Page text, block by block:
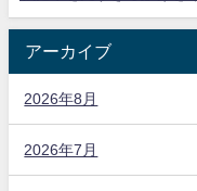
アーカイブ
2026年8月
2026年7月